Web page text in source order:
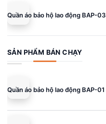
Quần áo bảo hộ lao động BAP-03
Giá
là:
256.500 ₫.
Giá
tại
là:
195.000 ₫.
SẢN PHẨM BÁN CHẠY
Quần áo bảo hộ lao động BAP-01
Giá
là:
Giá
tại